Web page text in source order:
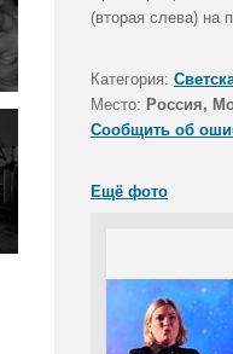
(вторая слева) на
Категория:
Место: Россия,
Сообщить об
Ещё фото